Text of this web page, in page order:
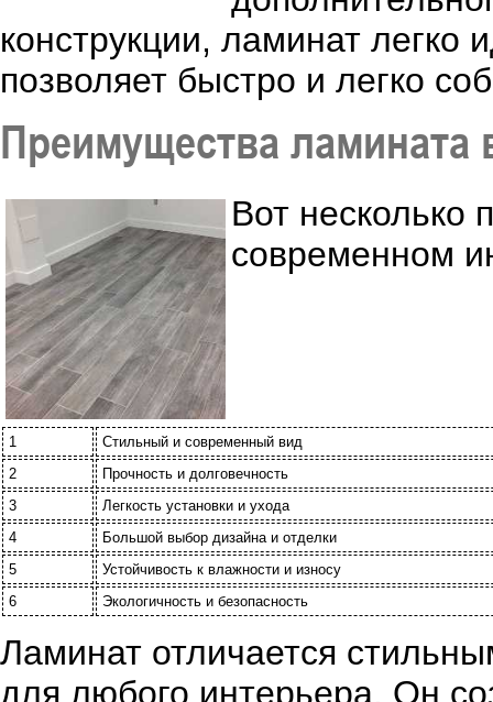
конструкции, ламинат легко
позволяет быстро и легко
Преимущества ламината
Вот несколько
современном
1
Стильный и современный вид
2
Прочность и долговечность
3
Легкость установки и ухода
4
Большой выбор дизайна и отделки
5
Устойчивость к влажности и износу
6
Экологичность и безопасность
Ламинат отличается
для любого интерьера. Он